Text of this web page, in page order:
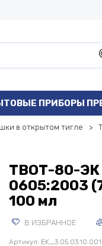
ПРИБОРЫ
в открытом тигле
ТВОТ-80-ЭК
0605:2003
100 мл
В ИЗБРАННОЕ
Артикул: